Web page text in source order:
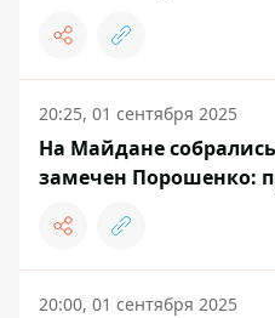
20:25, 01 сентября 2025
На Майдане
замечен Порошенко:
20:00, 01 сентября 2025